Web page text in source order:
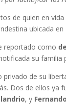
de quien en
ubicada en
reportado como
su familia
privado de su
Dos de ellos ya
, y